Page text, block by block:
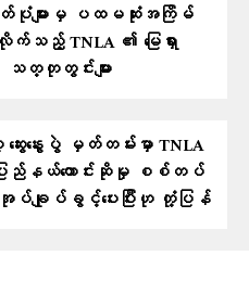
ပုံများမှ ပထမဆုံးအကြိမ်
က်သည့် TNLA ၏ မြေရှား
သတ္တုတွင်းများ
တဲ့ ဆွေးနွေးပွဲ မှတ်တမ်းမှာ TNLA
ြည်နယ်တောင်းဆိုမှု စစ်တပ်
ျုပ်ခွင့်ပေးပြီးဟု တုံ့ပြန်